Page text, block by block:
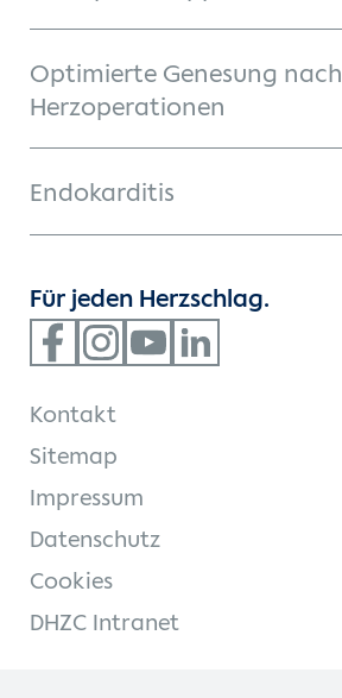
Optimierte Genesung nach
Herzoperationen
Endokarditis
Für jeden Herzschlag.
Kontakt
Sitemap
Impressum
Datenschutz
Cookies
DHZC Intranet